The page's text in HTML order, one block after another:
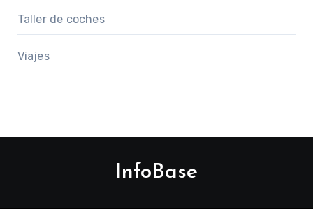
Taller de coches
Viajes
InfoBase